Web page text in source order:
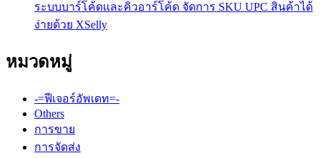
ระบบบาร์โค้ดและคิวอาร์โค้ด จัดการ SKU UPC สินค้าได้
ง่ายด้วย XSelly
หมวดหมู่
-=ฟีเจอร์อัพเดท=-
Others
การขาย
การจัดส่ง